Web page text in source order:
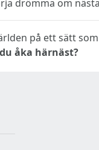
drömma om
på ett sätt
åka härnäst?